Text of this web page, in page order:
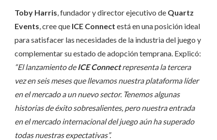
Toby Harris , fundador y director ejecutivo de Quartz
Events , cree que ICE Connect está en una posición ideal
para satisfacer las necesidades de la industria del juego y
complementar su estado de adopción temprana. Explicó:
“El lanzamiento de ICE Connectrepresenta la tercera
vez en seis meses que llevamos nuestra plataforma líder
en el mercado a un nuevo sector. Tenemos algunas
historias de éxito sobresalientes, pero nuestra entrada
en el mercado internacional del juego aún ha superado
todas nuestras expectativas”.